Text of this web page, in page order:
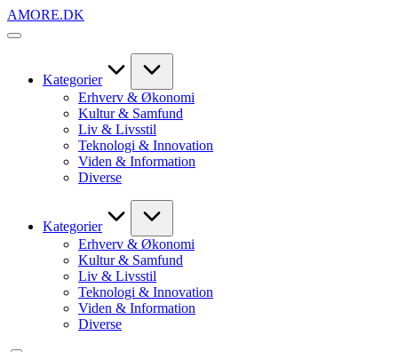
Skip
to
AMORE.DK
For
Kategorier
Erhverv & Økonomi
Kultur & Samfund
Liv & Livsstil
Teknologi & Innovation
Viden & Information
Diverse
Kategorier
Erhverv & Økonomi
Kultur & Samfund
Liv & Livsstil
Teknologi & Innovation
Viden & Information
Diverse